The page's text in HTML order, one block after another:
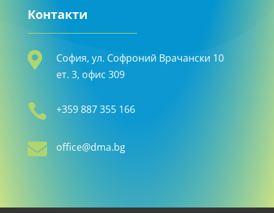
Контакти

София, ул. Софроний Врачански 10
ет. 3, офис 309
 +359 887 355 166
 office@dma.bg